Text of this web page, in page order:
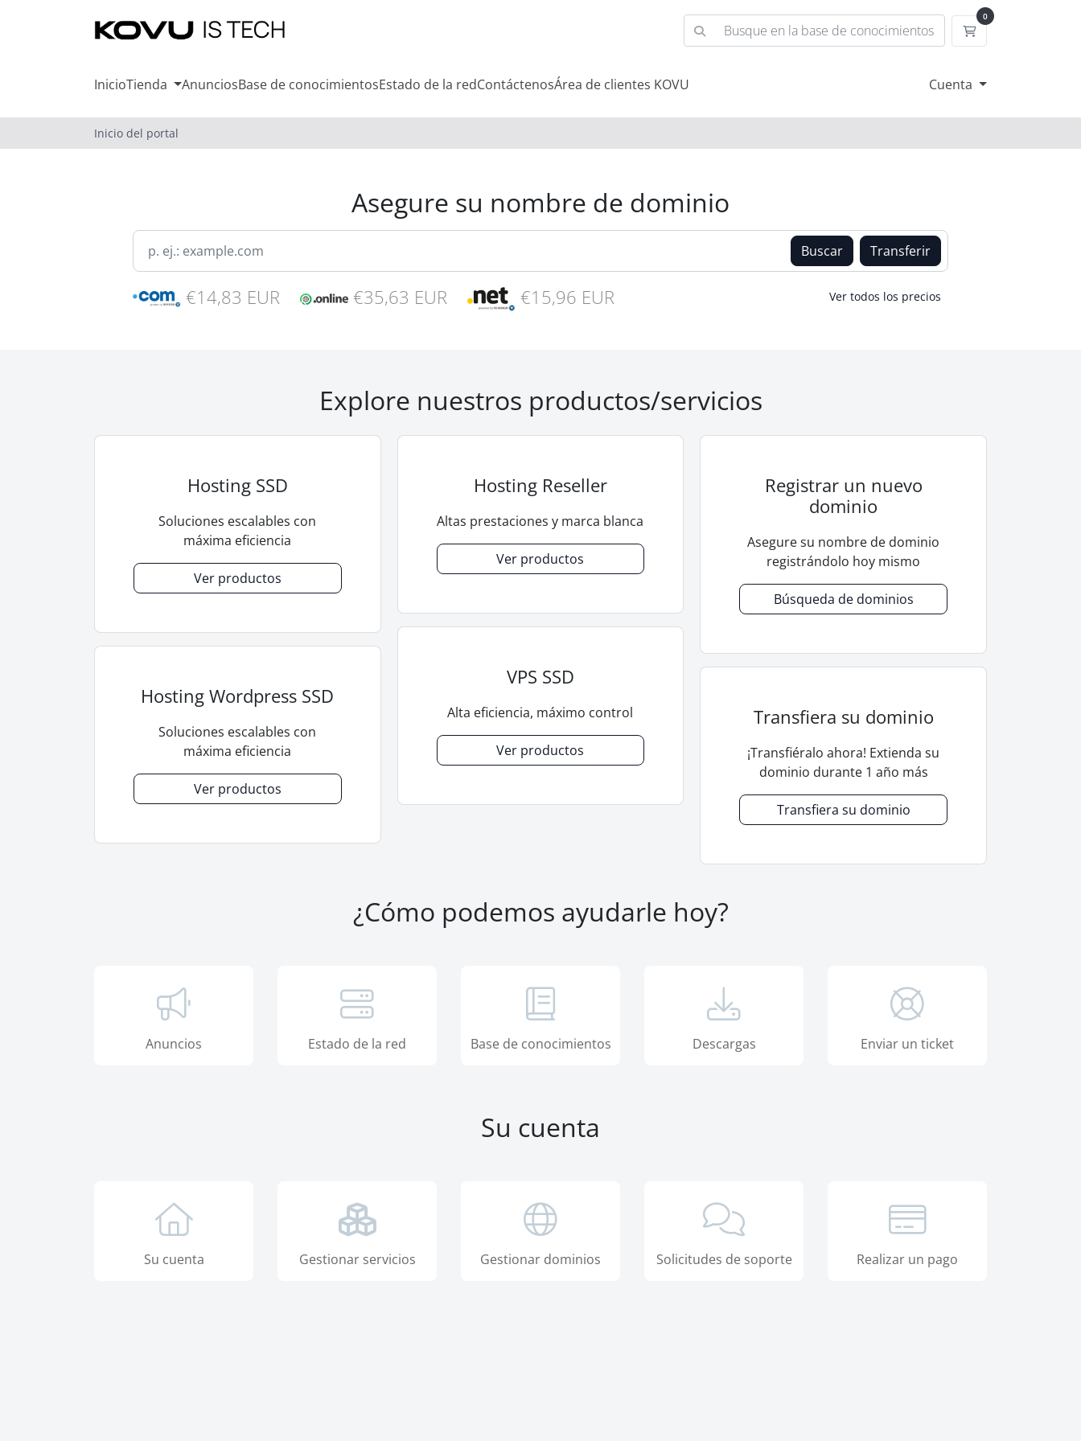
0
Carrito
InicioTienda AnunciosBase de conocimientosEstado de la redContáctenosÁrea de clientes KOVU Cuenta
Inicio del portal
Asegure su nombre de dominio
Buscar Transferir
€14,83 EUR €35,63 EUR €15,96 EUR Ver todos los precios
Explore nuestros productos/servicios
Hosting SSD
Soluciones escalables con
máxima eficiencia
Ver productos
Hosting Wordpress SSD
Soluciones escalables con
máxima eficiencia
Ver productos
Hosting Reseller
Altas prestaciones y marca blanca
Ver productos
VPS SSD
Alta eficiencia, máximo control
Ver productos
Registrar un nuevo
dominio
Asegure su nombre de dominio
registrándolo hoy mismo
Búsqueda de dominios
Transfiera su dominio
¡Transfiéralo ahora! Extienda su
dominio durante 1 año más
Transfiera su dominio
¿Cómo podemos ayudarle hoy?
Anuncios Estado de la red Base de conocimientos Descargas Enviar un ticket
Su cuenta
Su cuenta Gestionar servicios Gestionar dominios Solicitudes de soporte Realizar un pago